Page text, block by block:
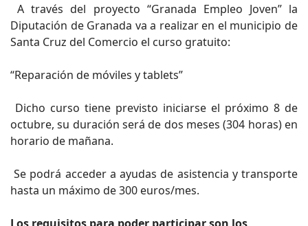
A través del proyecto “Granada Empleo Joven” la
Diputación de Granada va a realizar en el municipio de
Santa Cruz del Comercio el curso gratuito:
“Reparación de móviles y tablets”
Dicho curso tiene previsto iniciarse el próximo 8 de
octubre, su duración será de dos meses (304 horas) en
horario de mañana.
Se podrá acceder a ayudas de asistencia y transporte
hasta un máximo de 300 euros/mes.